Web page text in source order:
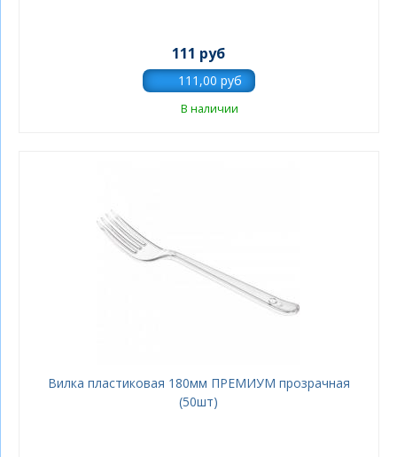
111 руб
В наличии
Вилка пластиковая 180мм ПРЕМИУМ прозрачная
(50шт)